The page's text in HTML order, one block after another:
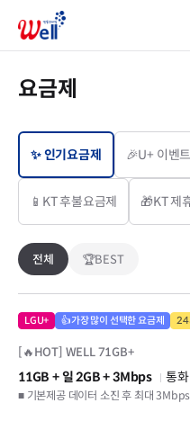
요금제
✨ 인기요금제 🎉U+ 이벤
📱KT 후불요금제 🎁KT 제
전체 🏆BEST
LGU+ 👍가장 많이 선택한 요금제 24
[🔥HOT] WELL 71GB+
11GB + 일 2GB+ 3Mbps 통
■ 기본제공 데이터 소진 후 최대